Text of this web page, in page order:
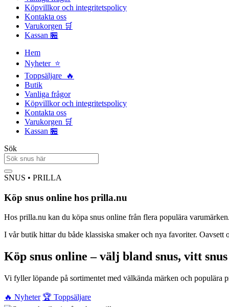
Köpvillkor och integritetspolicy
Kontakta oss
Varukorgen 🛒
Kassan 🏪
Hem
Nyheter ⭐
Toppsäljare 🔥
Butik
Vanliga frågor
Köpvillkor och integritetspolicy
Kontakta oss
Varukorgen 🛒
Kassan 🏪
Sök
SNUS • PRILLA
Köp snus online hos prilla.nu
Hos prilla.nu kan du köpa snus online från flera populära
I vår butik hittar du både klassiska smaker och nya favoriter.
Köp snus online – välj bland snus, vitt
Vi fyller löpande på sortimentet med välkända märken och populära
🔥 Nyheter 🏆 Toppsäljare